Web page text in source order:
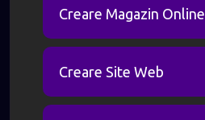
Creare Magazin Online
Creare Site Web